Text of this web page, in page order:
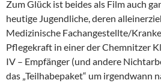
Zum Glück ist beides als Film auch
heutige Jugendliche, deren
Medizinische Fachangestellte/
Pflegekraft in einer der Chemnitzer
IV – Empfänger (und andere
das „Teilhabepaket“ um irgendwann